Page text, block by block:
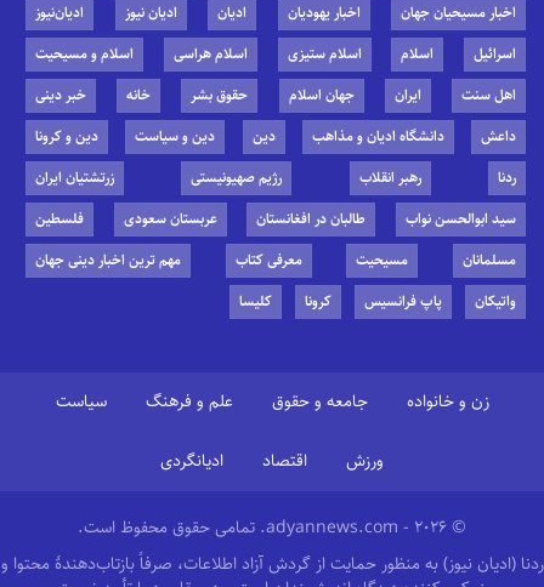
اخبار مسیحیان جهان
اخبار یهودیان ادیان ادیان نیوز
ادیان‌نیوز
اسرائیل
اسلام اسلام ستیزی اسلام هراسی
اسلام و مسیحیت
اهل سنت
ایران جهان اسلام حقوق بشر خانه
خبر دینی
داعش
دانشگاه ادیان و مذاهب دین دین و سیاست
دین و کرونا
ردنا
رهبر انقلاب رژیم صهیونیستی
زرتشتیان ایران
سید ابوالحسن نواب
طالبان در افغانستان عربستان سعودی
فلسطین
مسلمانان
مسیحیت معرفی کتاب
مهم ترین اخبار دینی جهان
واتیکان
پاپ فرانسیس کرونا کلیسا
زن و خانواده جامعه و حقوق علم و فرهنگ سیاست
ورزش اقتصاد ادیانگردی
© 2026 - adyannews.com. تمامی حقوق محفوظ است.
ردنا (ادیان نیوز) به منظور حمایت از گردش آزاد اطلاعات، صرفاً بازتاب‌دهندهٔ محتوا و